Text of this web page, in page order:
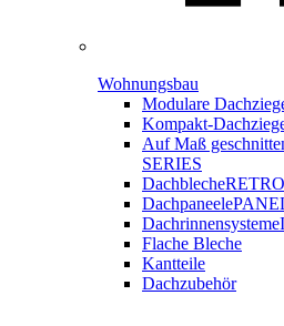
Wohnungsbau
Modulare
Kompakt-
Auf Maß
SERIES
Dachbleche
Dachpaneele
Dachrinnensysteme
Flache Bleche
Kantteile
Dachzubehör